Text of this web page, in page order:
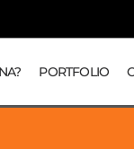
PORTFOLIO